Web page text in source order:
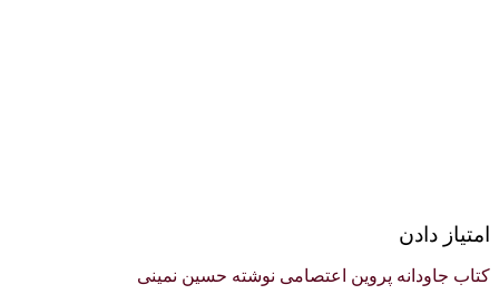
امتیاز دادن
کتاب جاودانه پروین اعتصامی نوشته حسین نمینی